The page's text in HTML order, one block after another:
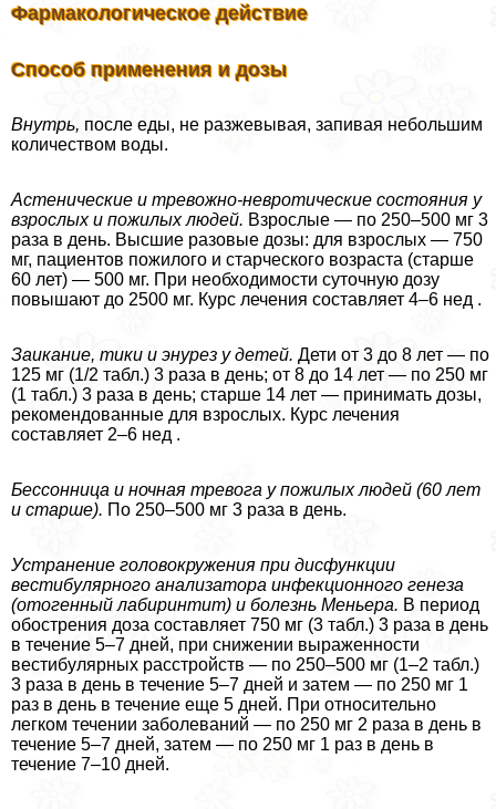
Фармакологическое действие
Способ применения и дозы
Внутрь, после еды, не разжевывая, запивая небольшим
количеством воды.
Астенические и тревожно-невротические состояния у
взрослых и пожилых людей. Взрослые — по 250–500 мг 3
раза в день. Высшие разовые дозы: для взрослых — 750
мг, пациентов пожилого и старческого возраста (старше
60 лет) — 500 мг. При необходимости суточную дозу
повышают до 2500 мг. Курс лечения составляет 4–6 нед .
Заикание, тики и энурез у детей. Дети от 3 до 8 лет — по
125 мг (1/2 табл.) 3 раза в день; от 8 до 14 лет — по 250 мг
(1 табл.) 3 раза в день; старше 14 лет — принимать дозы,
рекомендованные для взрослых. Курс лечения
составляет 2–6 нед .
Бессонница и ночная тревога у пожилых людей (60 лет
и старше). По 250–500 мг 3 раза в день.
Устранение головокружения при дисфункции
вестибулярного анализатора инфекционного генеза
(отогенный лабиринтит) и болезнь Меньера. В период
обострения доза составляет 750 мг (3 табл.) 3 раза в день
в течение 5–7 дней, при снижении выраженности
вестибулярных расстройств — по 250–500 мг (1–2 табл.)
3 раза в день в течение 5–7 дней и затем — по 250 мг 1
раз в день в течение еще 5 дней. При относительно
легком течении заболеваний — по 250 мг 2 раза в день в
течение 5–7 дней, затем — по 250 мг 1 раз в день в
течение 7–10 дней.